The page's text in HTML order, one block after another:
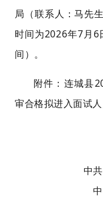
局（联系人：马先
时间为2026年7月
间）。
附件：连城县
审合格拟进入面试
中